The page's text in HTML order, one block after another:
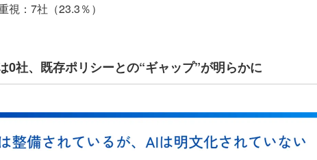
視：7社（23.3％）
0社、既存ポリシーとの“ギャップ”が明らかに